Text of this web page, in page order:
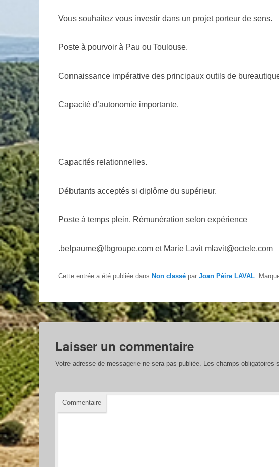
Vous souhaitez vous investir dans un projet porteur de sens.
Poste à pourvoir à Pau ou Toulouse.
Connaissance impérative des principaux outils de
Capacité d’autonomie importante.
Capacités relationnelles.
Débutants acceptés si diplôme du supérieur.
Poste à temps plein. Rémunération selon expérience
.belpaume@lbgroupe.com et Marie Lavit mlavit@octele.com
Cette entrée a été publiée dans Non classé par Joan Pèire LAVAL .
Laisser un commentaire
Votre adresse de messagerie ne sera pas publiée. Les champs obligatoires
Commentaire